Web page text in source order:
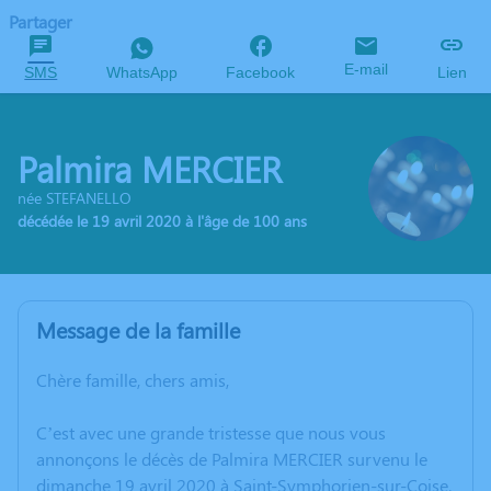
Partager
SMS WhatsApp Facebook E-mail Lien
Palmira MERCIER
née STEFANELLO
décédée le 19 avril 2020 à l'âge de 100 ans
Message de la famille
Chère famille, chers amis,
C’est avec une grande tristesse que nous vous
annonçons le décès de Palmira MERCIER survenu le
dimanche 19 avril 2020 à Saint-Symphorien-sur-Coise.